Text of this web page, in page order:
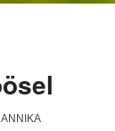
ANNIKA